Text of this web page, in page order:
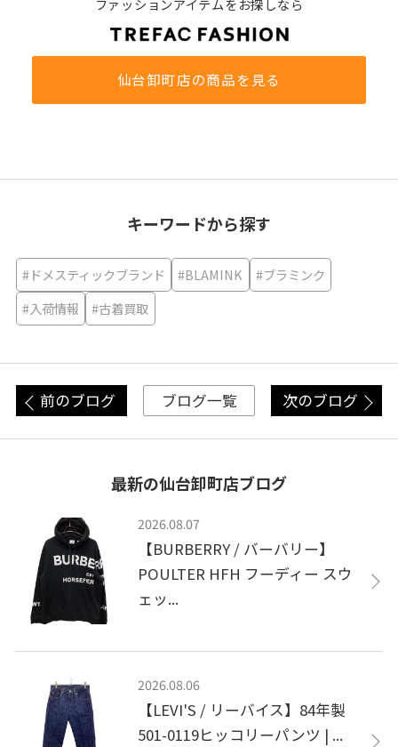
仙台卸町店の商品を見る
キーワードから探す
#ドメスティックブランド #BLAMINK
#ブラミンク
#入荷情報
#古着買取
前のブログ ブログ一覧 次のブログ
最新の仙台卸町店ブログ
2026.08.07
【BURBERRY / バーバリー】
POULTER HFH フーディー スウ
ェッ...
2026.08.06
【LEVI'S / リーバイス】84年製
501-0119ヒッコリーパンツ | ...